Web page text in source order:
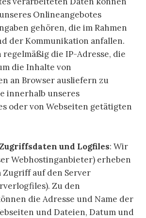
Onlineangebotes
gehören, die im Rahmen
der Kommunikation anfallen.
die IP-Adresse, die
die Inhalte von
an Browser ausliefern zu
innerhalb unseres
oder von Webseiten getätigten
und Logfiles: Wir
Webhostinganbieter) erheben
Zugriff auf den Server
Zu den
die Adresse und Name der
und Dateien, Datum und